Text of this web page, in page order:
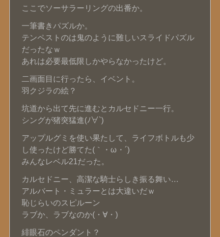
ここでソーサラーリングの出番か。
一筆書きパズルか。
テンペストのは鬼のように難しいスライドパズル
だったなｗ
あれは必要最低限しかやらなかったけど。
二画面目に行ったら、イベント。
羽クジラの絵？
坑道から出て先に進むとカルセドニー一行。
シングが猪突猛進(ﾉ∀`)
アップルグミを使い果たして、ライフボトルも少
し使ったけど勝てた(｀・ω・´)
みんなレベル21だった。
カルセドニー、高潔な騎士らしき振る舞い…
アルバート・ミュラーとは大違いだｗ
恥じらいのスピルーン
ラブか、ラブなのか(・∀・)
緋眼石のペンダント？